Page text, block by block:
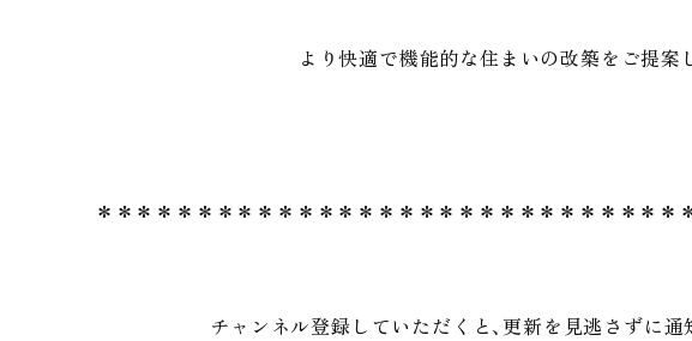
より快適で機能的な住まいの改築をご提案
＊＊＊＊＊＊＊＊＊＊＊＊＊＊＊＊＊＊＊＊＊＊＊＊＊＊＊＊＊
チャンネル登録していただくと、更新を見逃さずに